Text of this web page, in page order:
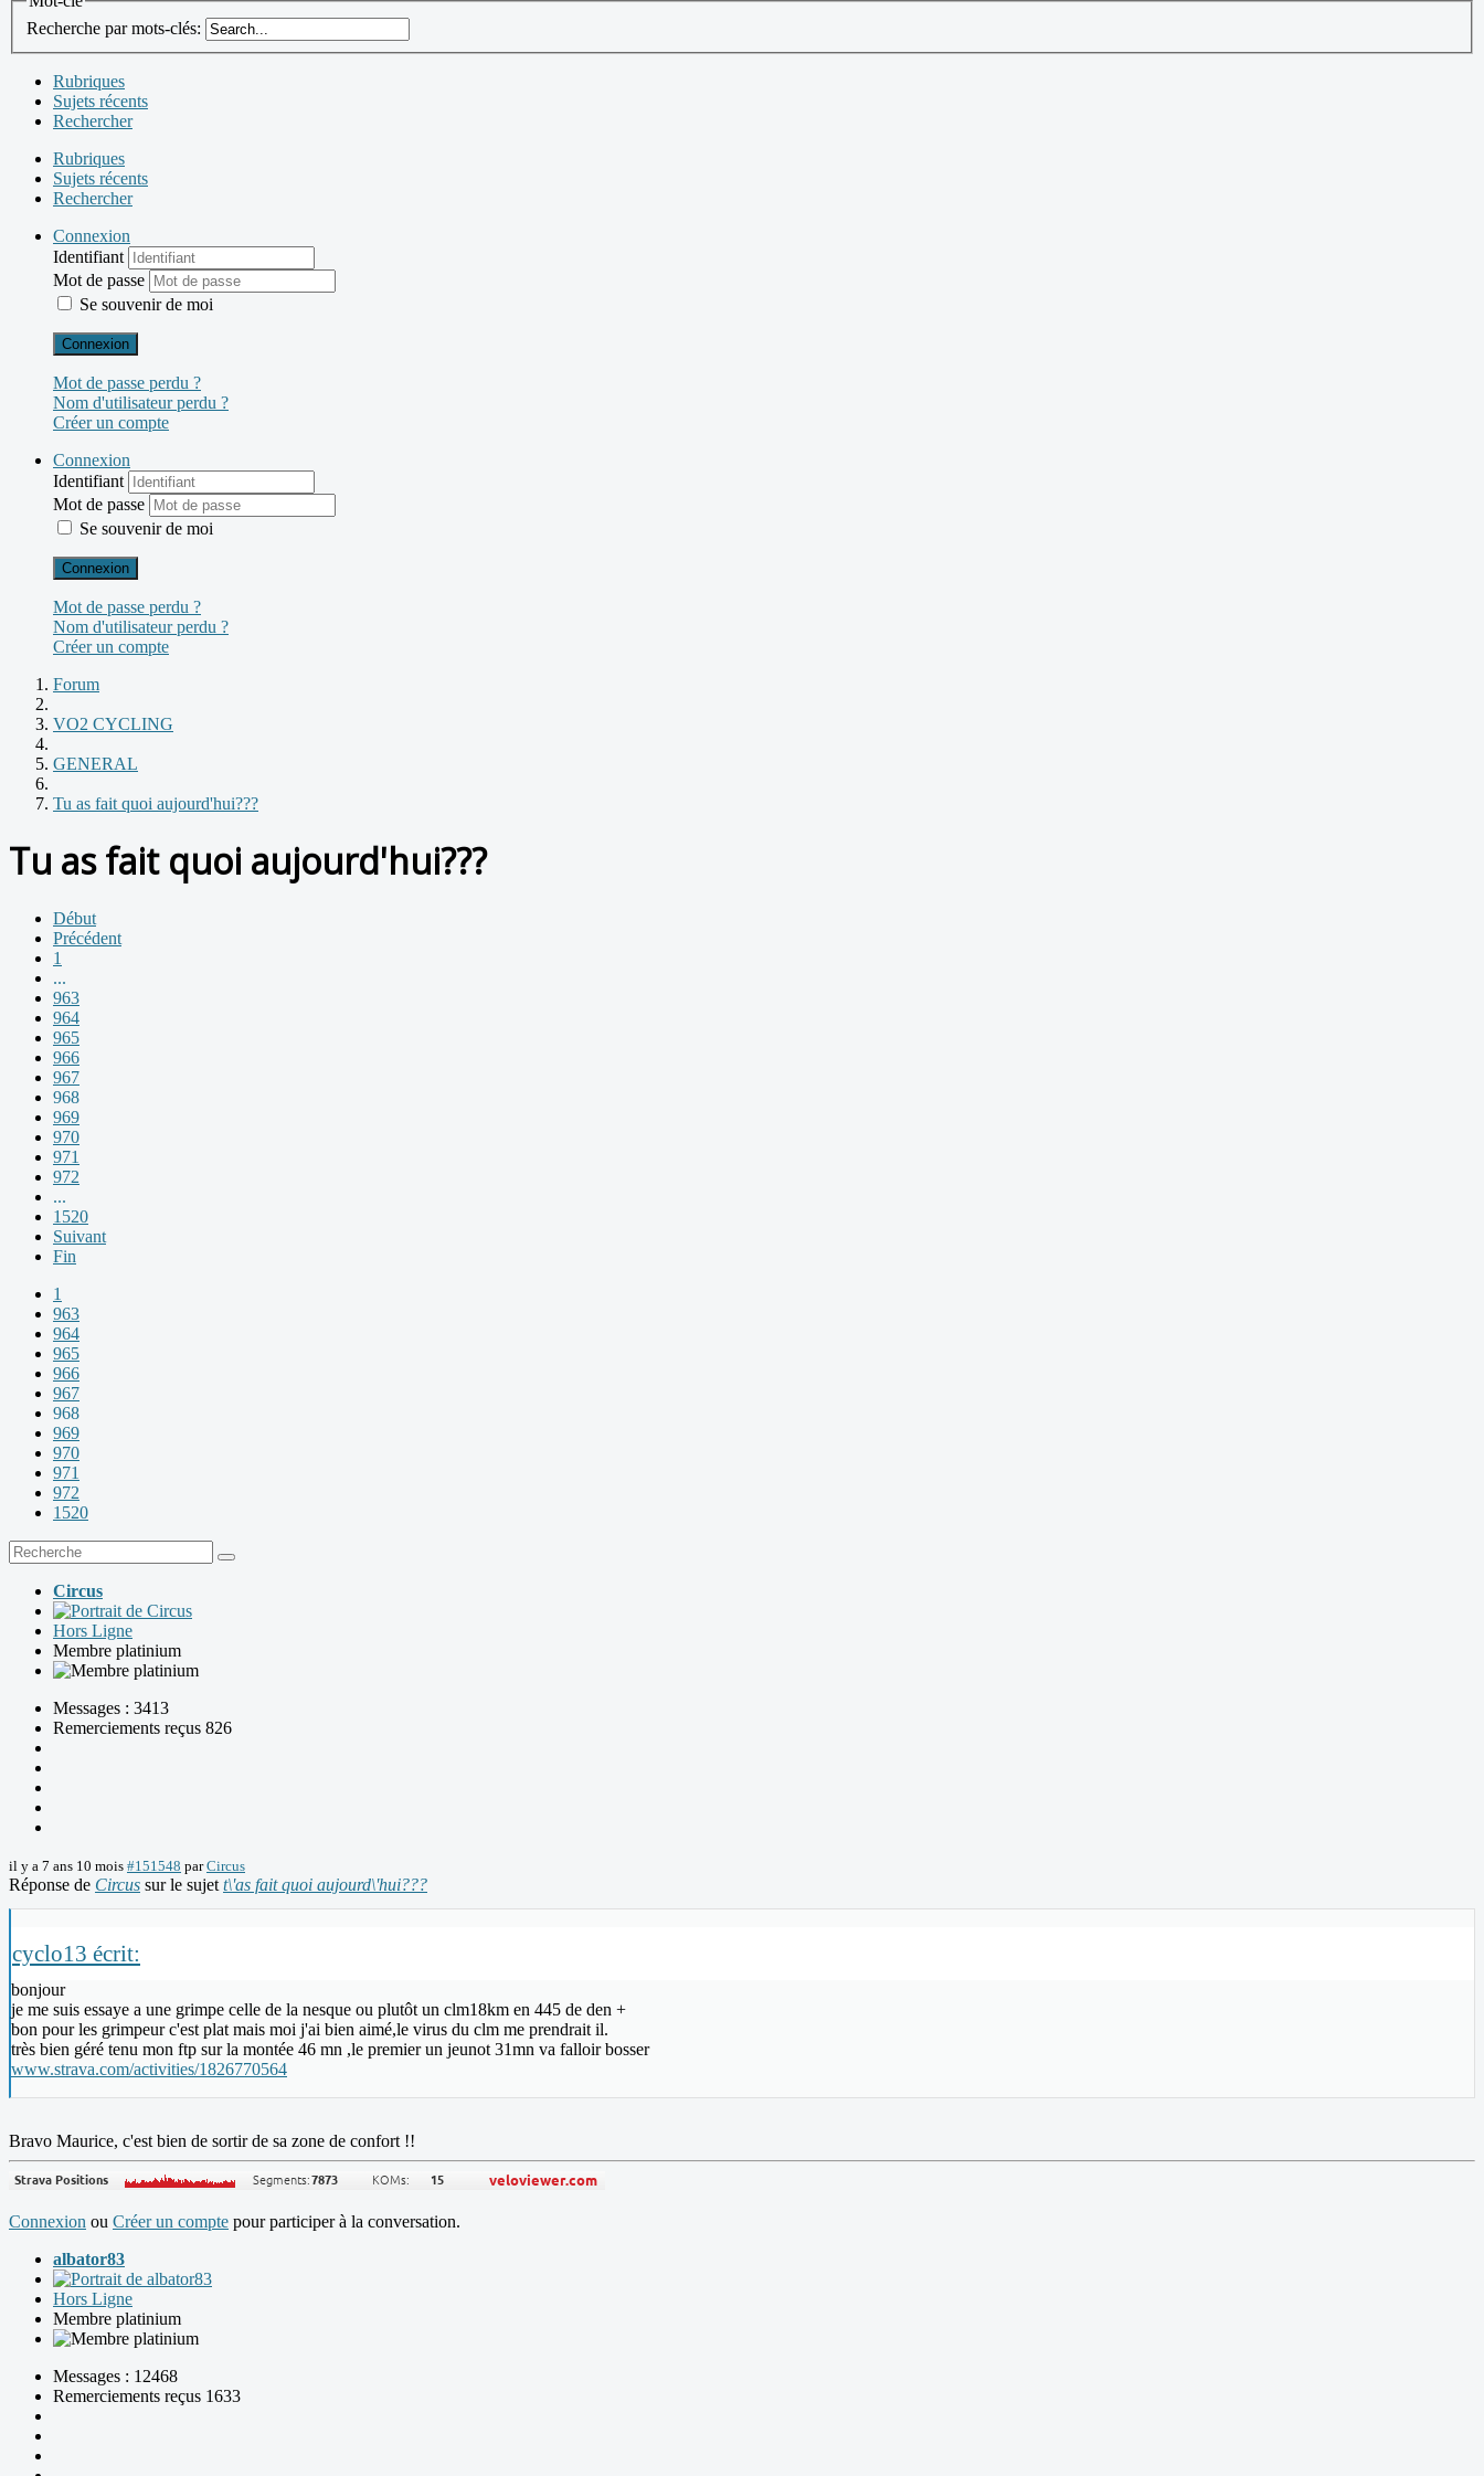
Recherche par mots-clés:
Rubriques
Sujets récents
Rechercher
Rubriques
Sujets récents
Rechercher
Connexion
Identifiant
Mot de passe
Se souvenir de moi
Connexion
Mot de passe perdu ?
Nom d'utilisateur perdu ?
Créer un compte
Connexion
Identifiant
Mot de passe
Se souvenir de moi
Connexion
Mot de passe perdu ?
Nom d'utilisateur perdu ?
Créer un compte
Forum
VO2 CYCLING
GENERAL
Tu as fait quoi aujourd'hui???
Tu as fait quoi aujourd'hui???
Début
Précédent
1
...
963
964
965
966
967
968
969
970
971
972
...
1520
Suivant
Fin
1
963
964
965
966
967
968
969
970
971
972
1520
Circus
Hors Ligne
Membre platinium
Messages : 3413
Remerciements reçus 826
il y a 7 ans 10 mois #151548 parCircus
Réponse de Circus sur le sujet t\'as fait quoi aujourd\'hui???
cyclo13 écrit:
bonjour
je me suis essaye a une grimpe celle de la nesque ou plutôt un clm18km en 445 de den +
bon pour les grimpeur c'est plat mais moi j'ai bien aimé,le virus du clm me prendrait il.
très bien géré tenu mon ftp sur la montée 46 mn ,le premier un jeunot 31mn va falloir bosser
www.strava.com/activities/1826770564
Bravo Maurice, c'est bien de sortir de sa zone de confort !!
Connexion ou Créer un compte pour participer à la conversation.
albator83
Hors Ligne
Membre platinium
Messages : 12468
Remerciements reçus 1633